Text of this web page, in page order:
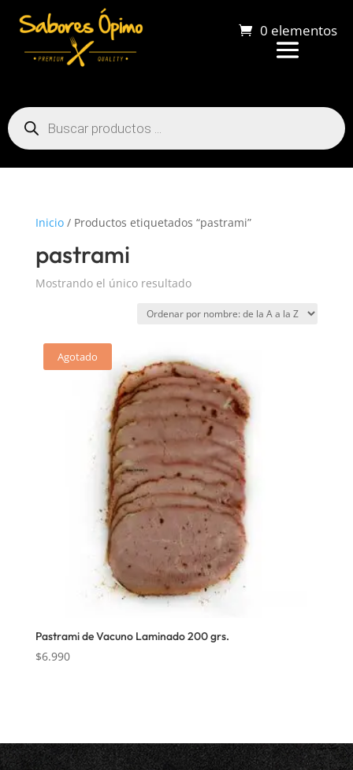
0 elementos
Búsqueda
de
productos
Inicio/ Productos etiquetados “pastrami”
pastrami
Mostrando el único resultado
Agotado
Pastrami de Vacuno Laminado 200 grs.
$6.990